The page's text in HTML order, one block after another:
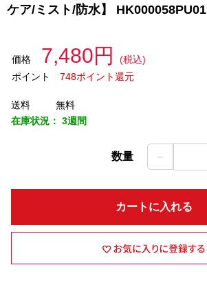
ケア/ミスト/防水】 HK000058PU01
価格 7,480円
(税込)
ポイント
748ポイント還元
送料
無料
在庫状況： 3週間
数量 －
カートに入れる